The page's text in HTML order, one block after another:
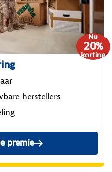
Nu
20%
korting
herstellers
premie
van de ANWB